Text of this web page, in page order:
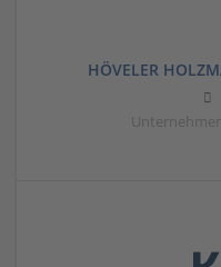
HÖVELER